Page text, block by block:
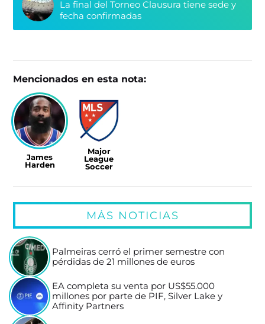
La final del Torneo Clausura tiene sede y
fecha confirmadas
Mencionados en esta nota:
James
Harden
Major
League
Soccer
MÁS NOTICIAS
Palmeiras cerró el primer semestre con
pérdidas de 21 millones de euros
EA completa su venta por US$55.000
millones por parte de PIF, Silver Lake y
Affinity Partners